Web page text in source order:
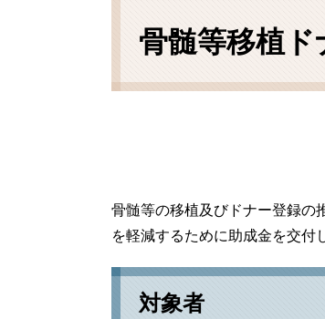
骨髄等移植
骨髄等の移植及びドナー登録の
を軽減するために助成金を交付
対象者